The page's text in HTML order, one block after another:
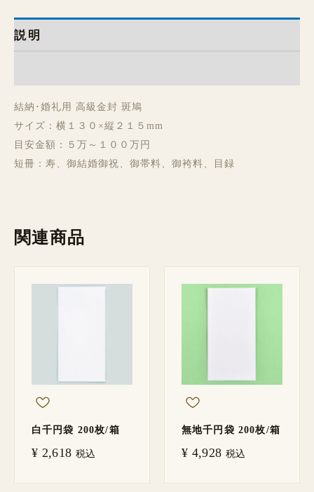
説明
結納･婚礼用 高級金封 斑鳩
サイズ：横１３０×縦２１５mm
目安金額：５万～１００万円
短冊：寿、御結婚御祝、御帯料、御袴料、目録
関連商品
白千円袋 200枚/箱
¥ 2,618 税込
無地千円袋 200枚/箱
¥ 4,928 税込